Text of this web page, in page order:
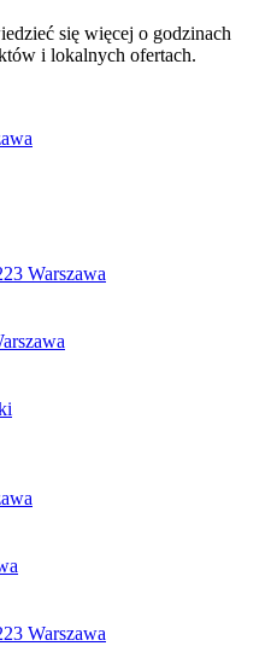
się więcej o godzinach
i lokalnych ofertach.
Warszawa
Warszawa